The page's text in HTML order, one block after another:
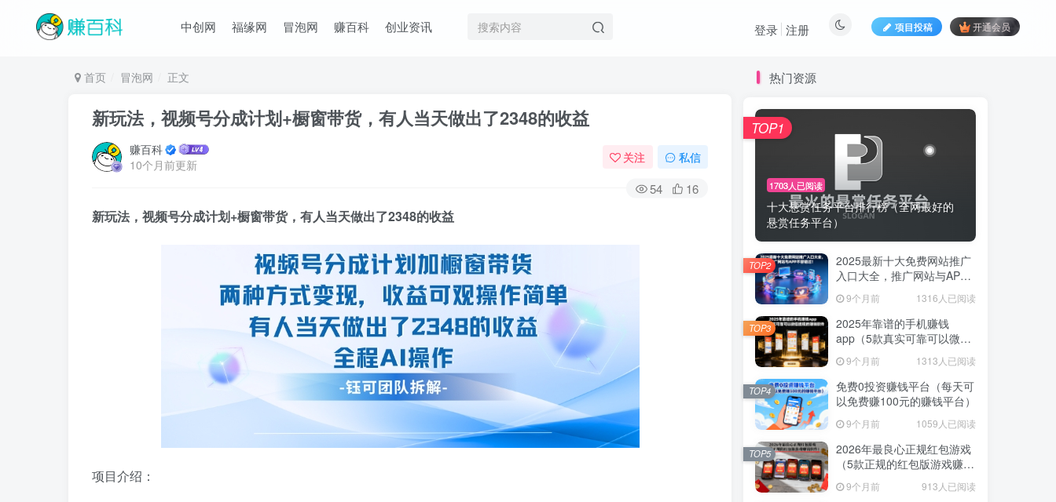
中创网 福缘网 冒泡网 赚百科 创业资讯 项目投稿 开通会员
登录 注册
首页 冒泡网 正文
新玩法，视频号分成计划+橱窗带货，有人当天做出了2348的收益
赚百科
10个月前更新
关注 私信
54 16
新玩法，视频号分成计划+橱窗带货，有人当天做出了2348的收益
项目介绍：
热门资源
1703人已阅读
十大悬赏任务平台排行榜（全网最好的
悬赏任务平台）
TOP1
2025最新十大免费网站推广
入口大全，推广网站与APP
9个月前 1316人已阅读
TOP2
2025年靠谱的手机赚钱
app（5款真实可靠可以微信
9个月前 1313人已阅读
TOP3
免费0投资赚钱平台（每天可
以免费赚100元的赚钱平台）
9个月前 1059人已阅读
TOP4
2026年最良心正规红包游戏
（5款正规的红包版游戏赚钱
9个月前 913人已阅读
TOP5